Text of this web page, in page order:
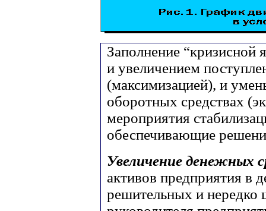
Заполнение
и увеличением
(максимизацией), и
оборотных средствах
мероприятия
обеспечивающие
Увеличение денежных
активов предприятия в
решительных и